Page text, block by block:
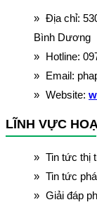
Địa chỉ:
Bình Dương
Hotline:
Email:
Website:
LĨNH VỰC
Tin tức thị
Tin tức
Giải đáp